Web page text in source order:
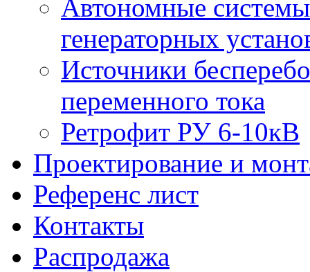
Автономные системы
генераторных
Источники
переменного тока
Ретрофит РУ 6-10кВ
Проектирование и
Референс лист
Контакты
Распродажа